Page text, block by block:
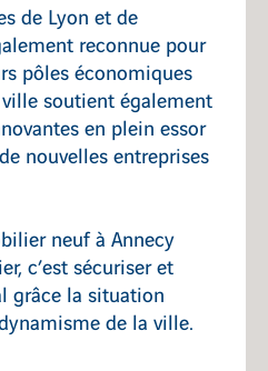
de Lyon et de
reconnue pour
pôles économiques
soutient également
en plein essor
nouvelles entreprises
neuf à Annecy
c’est sécuriser et
grâce la situation
de la ville.